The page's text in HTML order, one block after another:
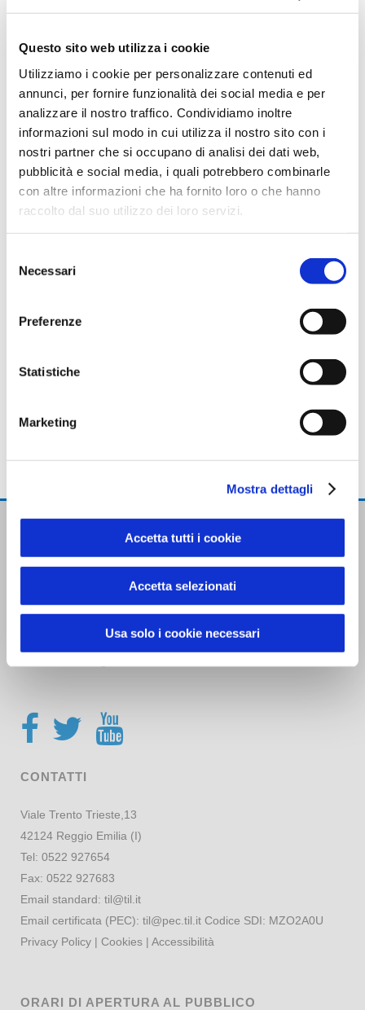
Questo sito web utilizza i cookie
Utilizziamo i cookie per personalizzare contenuti ed
annunci, per fornire funzionalità dei social media e per
analizzare il nostro traffico. Condividiamo inoltre
informazioni sul modo in cui utilizza il nostro sito con i
nostri partner che si occupano di analisi dei dati web,
pubblicità e social media, i quali potrebbero combinarle
con altre informazioni che ha fornito loro o che hanno
raccolto dal suo utilizzo dei loro servizi.
delNecessari
Preferenze
Statistiche
Marketing
Mostra dettagli
Accetta tutti i cookie
Accetta selezionati
Usa solo i cookie necessari
DISABILI
SERVIZI
A CHIAMATA
ZTL
Trasporti Integrati e Logistica S.r.l.
CONTATTI
Viale Trento Trieste,13
42124 Reggio Emilia (I)
Tel: 0522 927654
Fax: 0522 927683
Email standard: til@til.it
Email certificata (PEC): til@pec.til.it Codice SDI: MZO2A0U
Privacy Policy | Cookies | Accessibilità
ORARI DI APERTURA AL PUBBLICO